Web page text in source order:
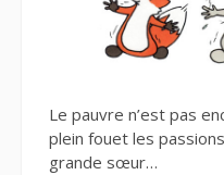
Le pauvre n’est pas
plein fouet les
grande sœur…